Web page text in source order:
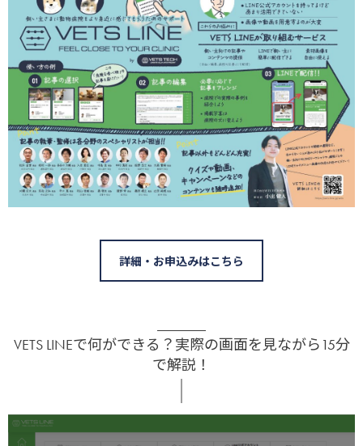
詳細・お申込みはこちら
VETS LINEで何ができる？実際の画面を見ながら15分
で解説！